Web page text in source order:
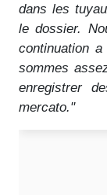
dans les
le dossier.
continuation
sommes
enregistrer
mercato."